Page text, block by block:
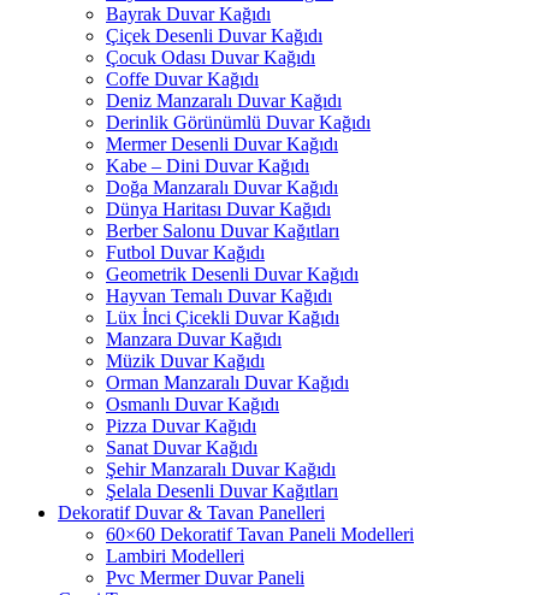
Bayrak Duvar Kağıdı
Çiçek Desenli Duvar Kağıdı
Çocuk Odası Duvar Kağıdı
Coffe Duvar Kağıdı
Deniz Manzaralı Duvar Kağıdı
Derinlik Görünümlü Duvar Kağıdı
Mermer Desenli Duvar Kağıdı
Kabe – Dini Duvar Kağıdı
Doğa Manzaralı Duvar Kağıdı
Dünya Haritası Duvar Kağıdı
Berber Salonu Duvar Kağıtları
Futbol Duvar Kağıdı
Geometrik Desenli Duvar Kağıdı
Hayvan Temalı Duvar Kağıdı
Lüx İnci Çicekli Duvar Kağıdı
Manzara Duvar Kağıdı
Müzik Duvar Kağıdı
Orman Manzaralı Duvar Kağıdı
Osmanlı Duvar Kağıdı
Pizza Duvar Kağıdı
Sanat Duvar Kağıdı
Şehir Manzaralı Duvar Kağıdı
Şelala Desenli Duvar Kağıtları
Dekoratif Duvar & Tavan Panelleri
60×60 Dekoratif Tavan Paneli Modelleri
Lambiri Modelleri
Pvc Mermer Duvar Paneli